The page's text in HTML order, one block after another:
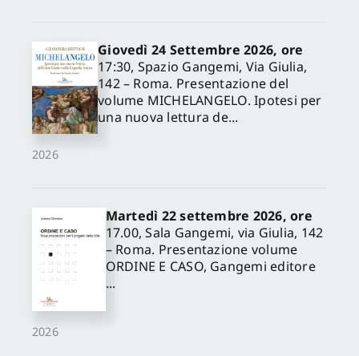
2026
Giovedì 24 Settembre 2026, ore
17:30, Spazio Gangemi, Via Giulia,
142 – Roma. Presentazione del
volume MICHELANGELO. Ipotesi per
una nuova lettura de...
2026
Martedì 22 settembre 2026, ore
17.00, Sala Gangemi, via Giulia, 142
– Roma. Presentazione volume
ORDINE E CASO, Gangemi editore
...